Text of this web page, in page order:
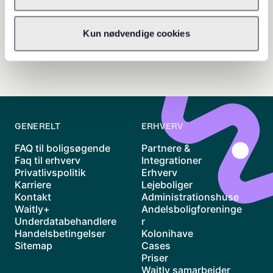
Kun nødvendige cookies
GENERELT
FAQ til boligsøgende
Faq til erhverv
Privatlivspolitik
Karriere
Kontakt
Waitly+
Underdatabehandlere
Handelsbetingelser
Sitemap
ERHVERV
Partnere &
Integrationer
Erhverv
Lejeboliger
Administrationshuse
Andelsboligforeninge
r
Kolonihave
Cases
Priser
Waitly samarbejder